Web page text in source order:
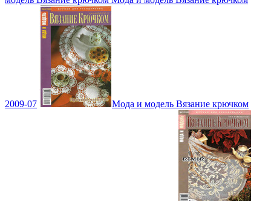
2009-07 Мода и модель Вязание крючком